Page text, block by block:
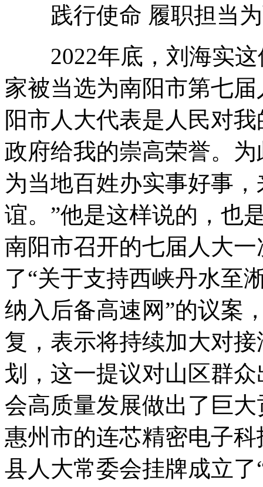
践行使命 履职担当为
2022年底，刘海实这
家被当选为南阳市第七
阳市人大代表是人民对
政府给我的崇高荣誉。
为当地百姓办实事好事
谊。”他是这样说的，也
南阳市召开的七届人大
了“关于支持西峡丹水至
纳入后备高速网”的议案
复，表示将持续加大对
划，这一提议对山区群
会高质量发展做出了巨
惠州市的连芯精密电子
县人大常委会挂牌成立